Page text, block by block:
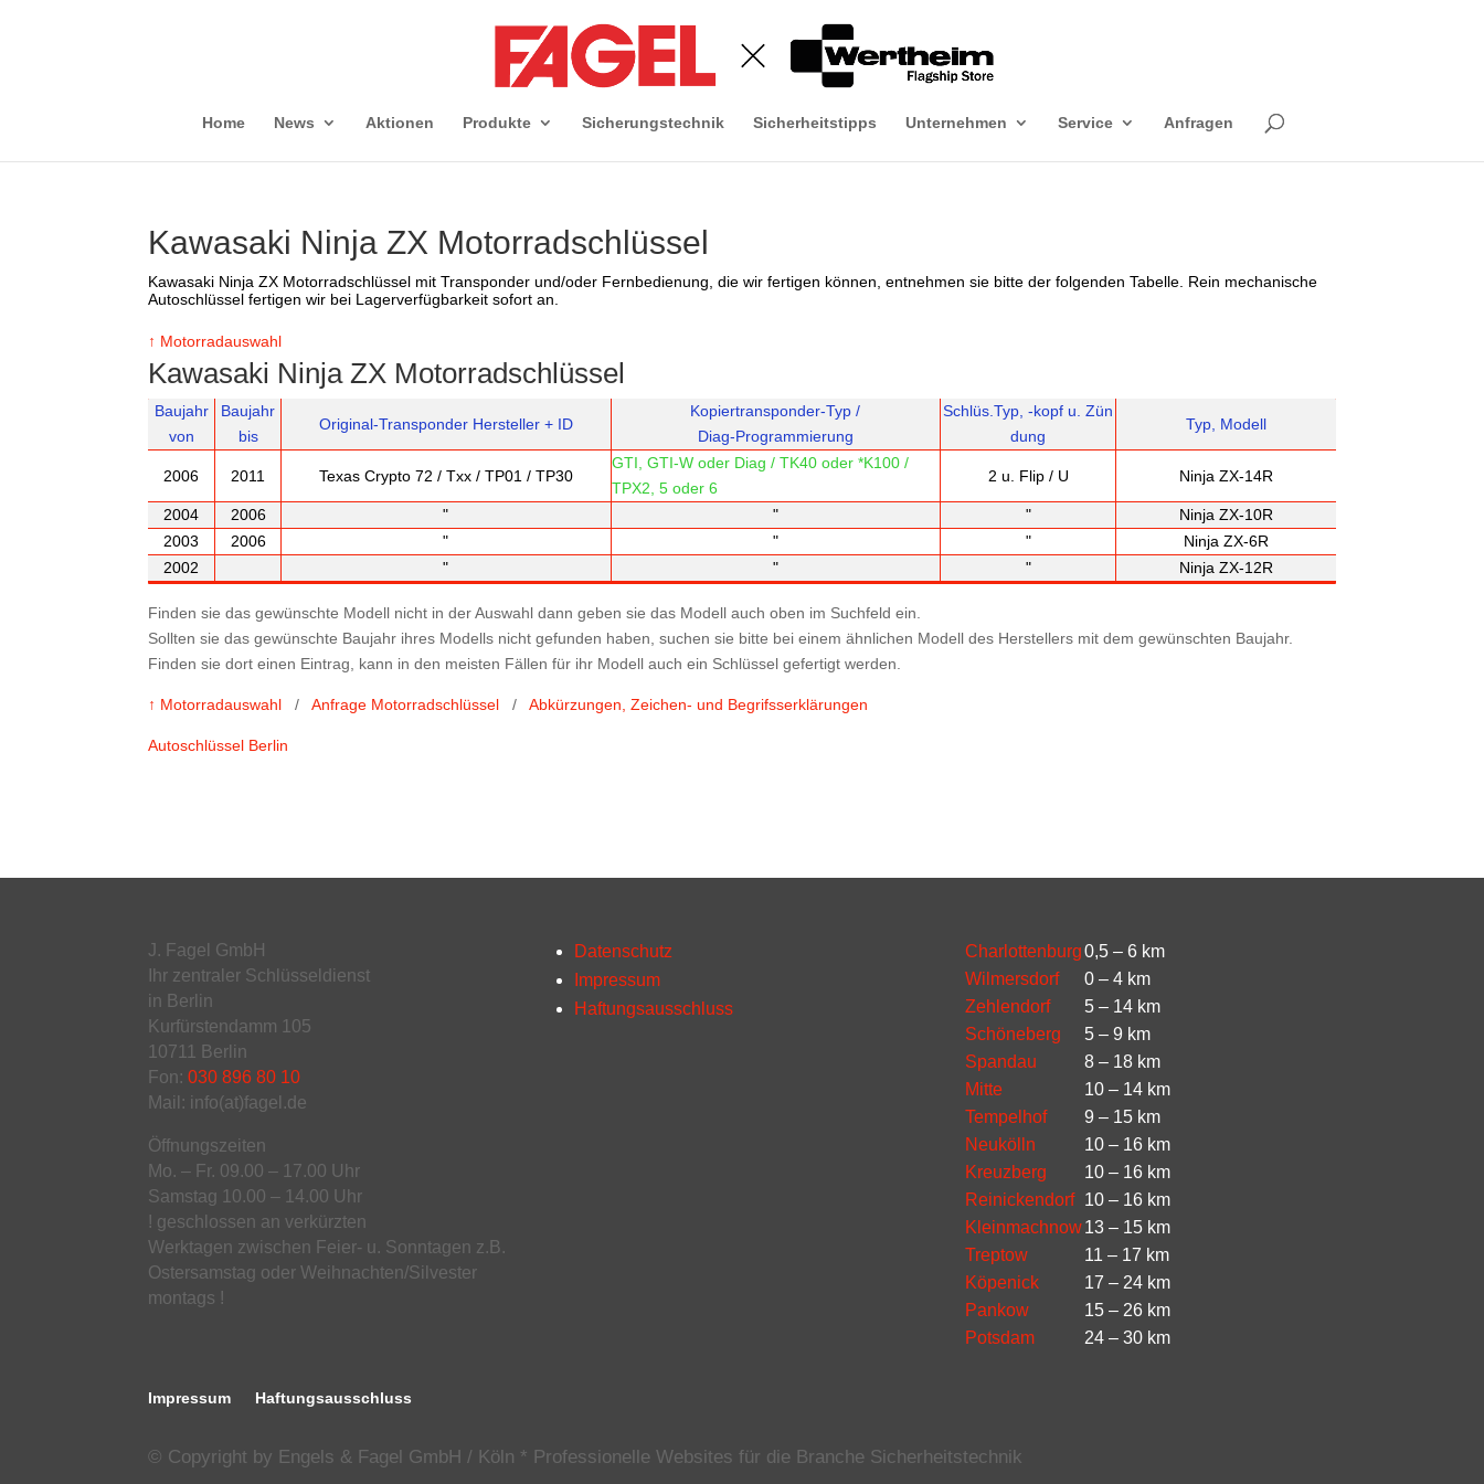
Home News Aktionen Produkte Sicherungstechnik Sicherheitstipps Unternehmen Service Anfragen
Kawasaki Ninja ZX Motorradschlüssel
Kawasaki Ninja ZX Motorradschlüssel mit Transponder und/oder Fernbedienung, die wir fertigen können, entnehmen sie bitte der folgenden Tabelle. Rein mechanische
Autoschlüssel fertigen wir bei Lagerverfügbarkeit sofort an.
↑ Motorradauswahl
Kawasaki Ninja ZX Motorradschlüssel
Baujahr
von
Baujahr
bis
Original-Transponder Hersteller + ID
Kopiertransponder-Typ /
Diag-Programmierung
Schlüs.Typ, -kopf u. Zün
dung
Typ, Modell
2006 2011 Texas Crypto 72 / Txx / TP01 / TP30
GTI, GTI-W oder Diag / TK40 oder *K100 /
TPX2, 5 oder 6
2 u. Flip / U Ninja ZX-14R
2004 2006 " " "
Ninja ZX-10R
2003
2006 " " "
Ninja ZX-6R
2002
" " " Ninja ZX-12R
Finden sie das gewünschte Modell nicht in der Auswahl dann geben sie das Modell auch oben im Suchfeld ein.
Sollten sie das gewünschte Baujahr ihres Modells nicht gefunden haben, suchen sie bitte bei einem ähnlichen Modell des Herstellers mit dem gewünschten Baujahr.
Finden sie dort einen Eintrag, kann in den meisten Fällen für ihr Modell auch ein Schlüssel gefertigt werden.
↑ Motorradauswahl /Anfrage Motorradschlüssel /Abkürzungen, Zeichen- und Begrifsserklärungen
Autoschlüssel Berlin
J. Fagel GmbH
Ihr zentraler Schlüsseldienst
in Berlin
Kurfürstendamm 105
10711 Berlin
Fon:030 896 80 10
Mail: info(at)fagel.de
Öffnungszeiten
Mo. – Fr. 09.00 – 17.00 Uhr
Samstag 10.00 – 14.00 Uhr
! geschlossen an verkürzten
Werktagen zwischen Feier- u. Sonntagen z.B.
Ostersamstag oder Weihnachten/Silvester
montags !
Datenschutz
Impressum
Haftungsausschluss
Charlottenburg0,5 – 6 km
Wilmersdorf
0 – 4 km
Zehlendorf
5 – 14 km
Schöneberg
5 – 9 km
Spandau
8 – 18 km
Mitte
10 – 14 km
Tempelhof
9 – 15 km
Neukölln
10 – 16 km
Kreuzberg
10 – 16 km
Reinickendorf
10 – 16 km
Kleinmachnow13 – 15 km
Treptow
11 – 17 km
Köpenick
17 – 24 km
Pankow
15 – 26 km
Potsdam
24 – 30 km
Impressum Haftungsausschluss
© Copyright by Engels & Fagel GmbH / Köln * Professionelle Websites für die Branche Sicherheitstechnik